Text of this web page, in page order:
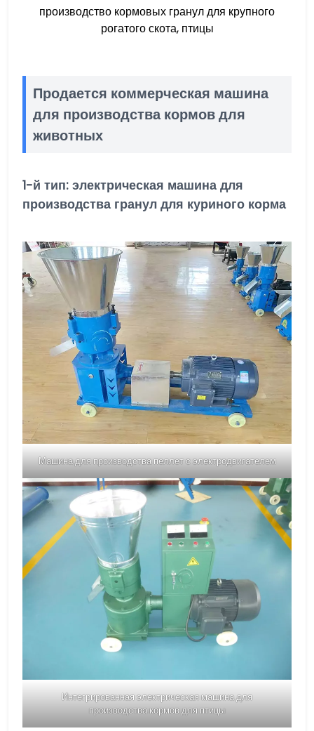
производство кормовых гранул для крупного
рогатого скота, птицы
Продается коммерческая машина
для производства кормов для
животных
1-й тип: электрическая машина для
производства гранул для куриного корма
Машина для производства пеллет с электродвигателем
Интегрированная электрическая машина для
производства кормов для птицы